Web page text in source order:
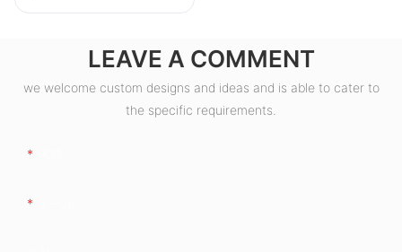
LEAVE A COMMENT
we welcome custom designs and ideas and is able to cater to
the specific requirements.